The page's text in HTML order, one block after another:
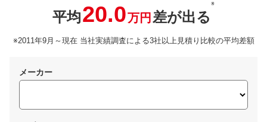
平均20.0万円 差が出る
※
※2011年9月～現在 当社実績調査による3社以上見積り比較の平均差額
メーカー